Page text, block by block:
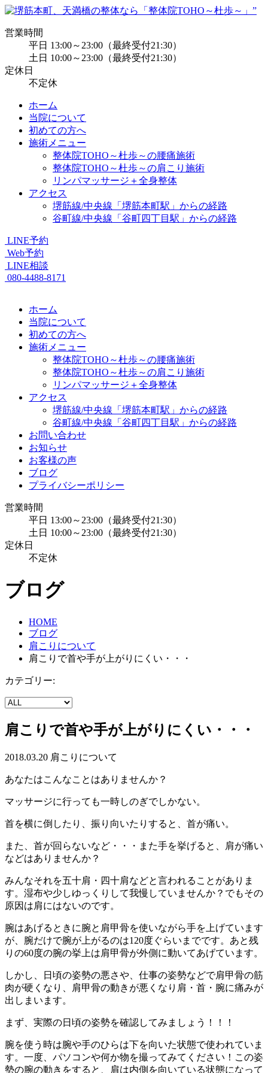
営業時間
平日 13:00～23:00（最終受付21:30）
土日 10:00～23:00（最終受付21:30）
定休日
不定休
ホーム
当院について
初めての方へ
施術メニュー
整体院TOHO～杜歩～の腰痛施術
整体院TOHO～杜歩～の肩こり施術
リンパマッサージ＋全身整体
アクセス
堺筋線/中央線「堺筋本町駅」からの経路
谷町線/中央線「谷町四丁目駅」からの経路
LINE予約
Web予約
LINE相談
080-4488-8171
ホーム
当院について
初めての方へ
施術メニュー
整体院TOHO～杜歩～の腰痛施術
整体院TOHO～杜歩～の肩こり施術
リンパマッサージ＋全身整体
アクセス
堺筋線/中央線「堺筋本町駅」からの経路
谷町線/中央線「谷町四丁目駅」からの経路
お問い合わせ
お知らせ
お客様の声
ブログ
プライバシーポリシー
営業時間
平日 13:00～23:00（最終受付21:30）
土日 10:00～23:00（最終受付21:30）
定休日
不定休
ブログ
HOME
ブログ
肩こりについて
肩こりで首や手が上がりにくい・・・
カテゴリー:
肩こりで首や手が上がりにくい・・・
2018.03.20 肩こりについて
あなたはこんなことはありませんか？
マッサージに行っても一時しのぎでしかない。
首を横に倒したり、振り向いたりすると、首が痛い。
また、首が回らないなど・・・また手を挙げると、肩が痛い
などはありませんか？
みんなそれを五十肩・四十肩などと言われることがありま
す。湿布や少しゆっくりして我慢していませんか？でもその
原因は肩にはないのです。
腕はあげるときに腕と肩甲骨を使いながら手を上げています
が、腕だけで腕が上がるのは120度ぐらいまでです。あと残
りの60度の腕の挙上は肩甲骨が外側に動いてあげています。
しかし、日頃の姿勢の悪さや、仕事の姿勢などで肩甲骨の筋
肉が硬くなり、肩甲骨の動きが悪くなり肩・首・腕に痛みが
出しまいます。
まず、実際の日頃の姿勢を確認してみましょう！！！
腕を使う時は腕や手のひらは下を向いた状態で使われていま
す。一度、パソコンや何か物を撮ってみてください！この姿
勢の腕の動きをすると、肩は内側を向いている状態になって